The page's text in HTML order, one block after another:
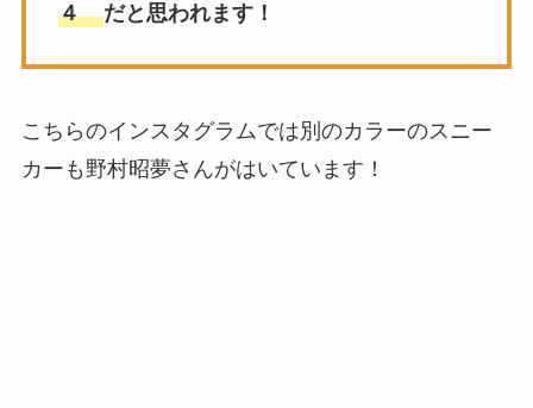
４だと思われます！
こちらのインスタグラムでは別のカラーのスニー
カーも野村昭夢さんがはいています！